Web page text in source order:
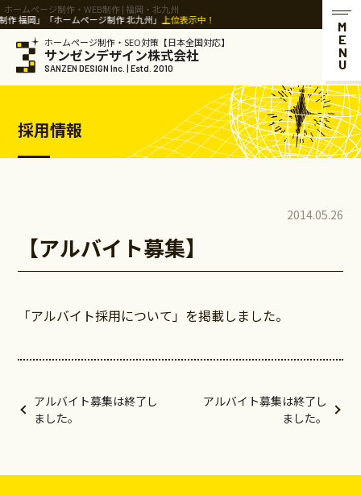
ホームページ制作・WEB制作 | 福岡・北九州
福岡」「ホームページ制作 北九州」上位表示中！
ホームページ制作・SEO対策【日本全国対応】
サンゼンデザイン株式会社
SANZEN DESIGN Inc. | Estd. 2010 MENU
採用情報
2014.05.26
【アルバイト募集】
「アルバイト採用について」を掲載しました。
アルバイト募集は終了し
ました。
アルバイト募集は終了し
ました。